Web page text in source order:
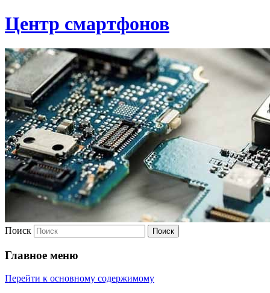
Центр смартфонов
Поиск
Главное меню
Перейти к основному содержимому